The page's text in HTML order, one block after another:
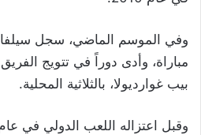
مباراة، وأدى دوراً في تتويج
بيب غوارديولا، بالثلاثية المحلية.